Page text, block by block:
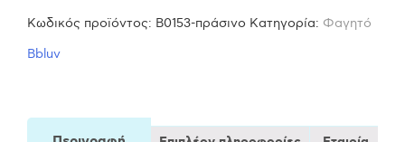
κουτάλι
με
Κωδικός προϊόντος: B0153-πράσινο Κατηγορία: Φαγητό
Bbluv